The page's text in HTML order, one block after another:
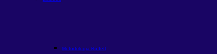
Metodologia Buffett